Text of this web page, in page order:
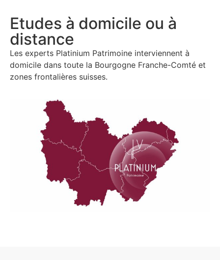
Etudes à domicile ou à
distance
Les experts Platinium Patrimoine interviennent à
domicile dans toute la Bourgogne Franche-Comté et
zones frontalières suisses.